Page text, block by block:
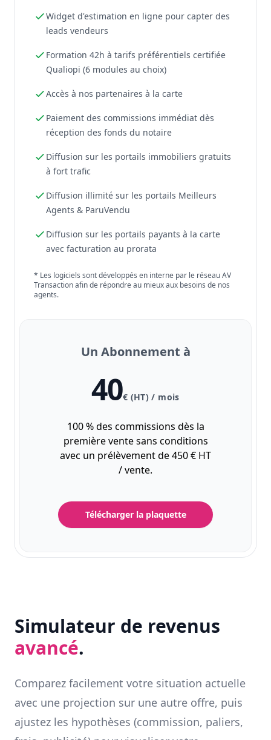
Widget d'estimation en ligne pour capter des
leads vendeurs
Formation 42h à tarifs préférentiels certifiée
Qualiopi (6 modules au choix)
Accès à nos partenaires à la carte
Paiement des commissions immédiat dès
réception des fonds du notaire
Diffusion sur les portails immobiliers gratuits
à fort trafic
Diffusion illimité sur les portails Meilleurs
Agents & ParuVendu
Diffusion sur les portails payants à la carte
avec facturation au prorata
* Les logiciels sont développés en interne par le réseau AV
Transaction afin de répondre au mieux aux besoins de nos
agents.
Un Abonnement à
40€ (HT) / mois
100 % des commissions dès la
première vente sans conditions
avec un prélèvement de 450 € HT
/ vente.
Télécharger la plaquette
Simulateur de revenus
avancé.
Comparez facilement votre situation actuelle
avec une projection sur une autre offre, puis
ajustez les hypothèses (commission, paliers,